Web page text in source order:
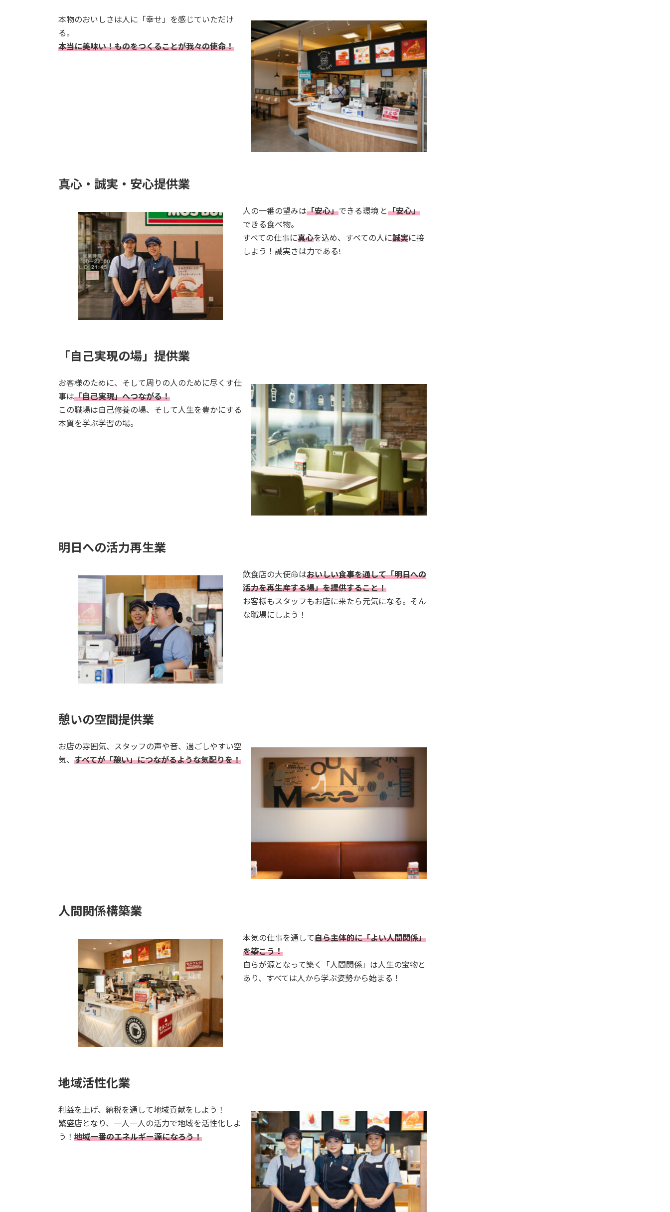
本物のおいしさは人に「幸せ」を感じていただけ
る。
本当に美味い！ものをつくることが我々の使命！
真心・誠実・安心提供業
人の一番の望みは「安心」できる環境 と「安心」
できる食べ物。
すべての仕事に真心を込め、すべての人に誠実に接
しよう！誠実さは力である!
「自己実現の場」提供業
お客様のために、そして周りの人のために尽くす仕
事は「自己実現」へつながる！
この職場は自己修養の場、そして人生を豊かにする
本質を学ぶ学習の場。
明日への活力再生業
飲食店の大使命はおいしい食事を通して「明日への
活力を再生産する場」を提供すること！
お客様もスタッフもお店に来たら元気になる。そん
な職場にしよう！
憩いの空間提供業
お店の雰囲気、スタッフの声や音、過ごしやすい空
気、 すべてが「憩い」につながるような気配りを！
人間関係構築業
本気の仕事を通して自ら主体的に「よい人間関係」
を築こう！
自らが源となって築く「人間関係」は人生の宝物と
あり、すべては人から学ぶ姿勢から始まる！
地域活性化業
利益を上げ、納税を通して地域貢献をしよう！
繁盛店となり、一人一人の活力で地域を活性化しよ
う！ 地域一番のエネルギー源になろう！